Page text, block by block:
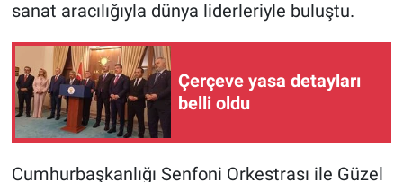
sanat aracılığıyla dünya liderleriyle buluştu.
Çerçeve yasa detayları
belli oldu
Cumhurbaşkanlığı Senfoni Orkestrası ile Güzel